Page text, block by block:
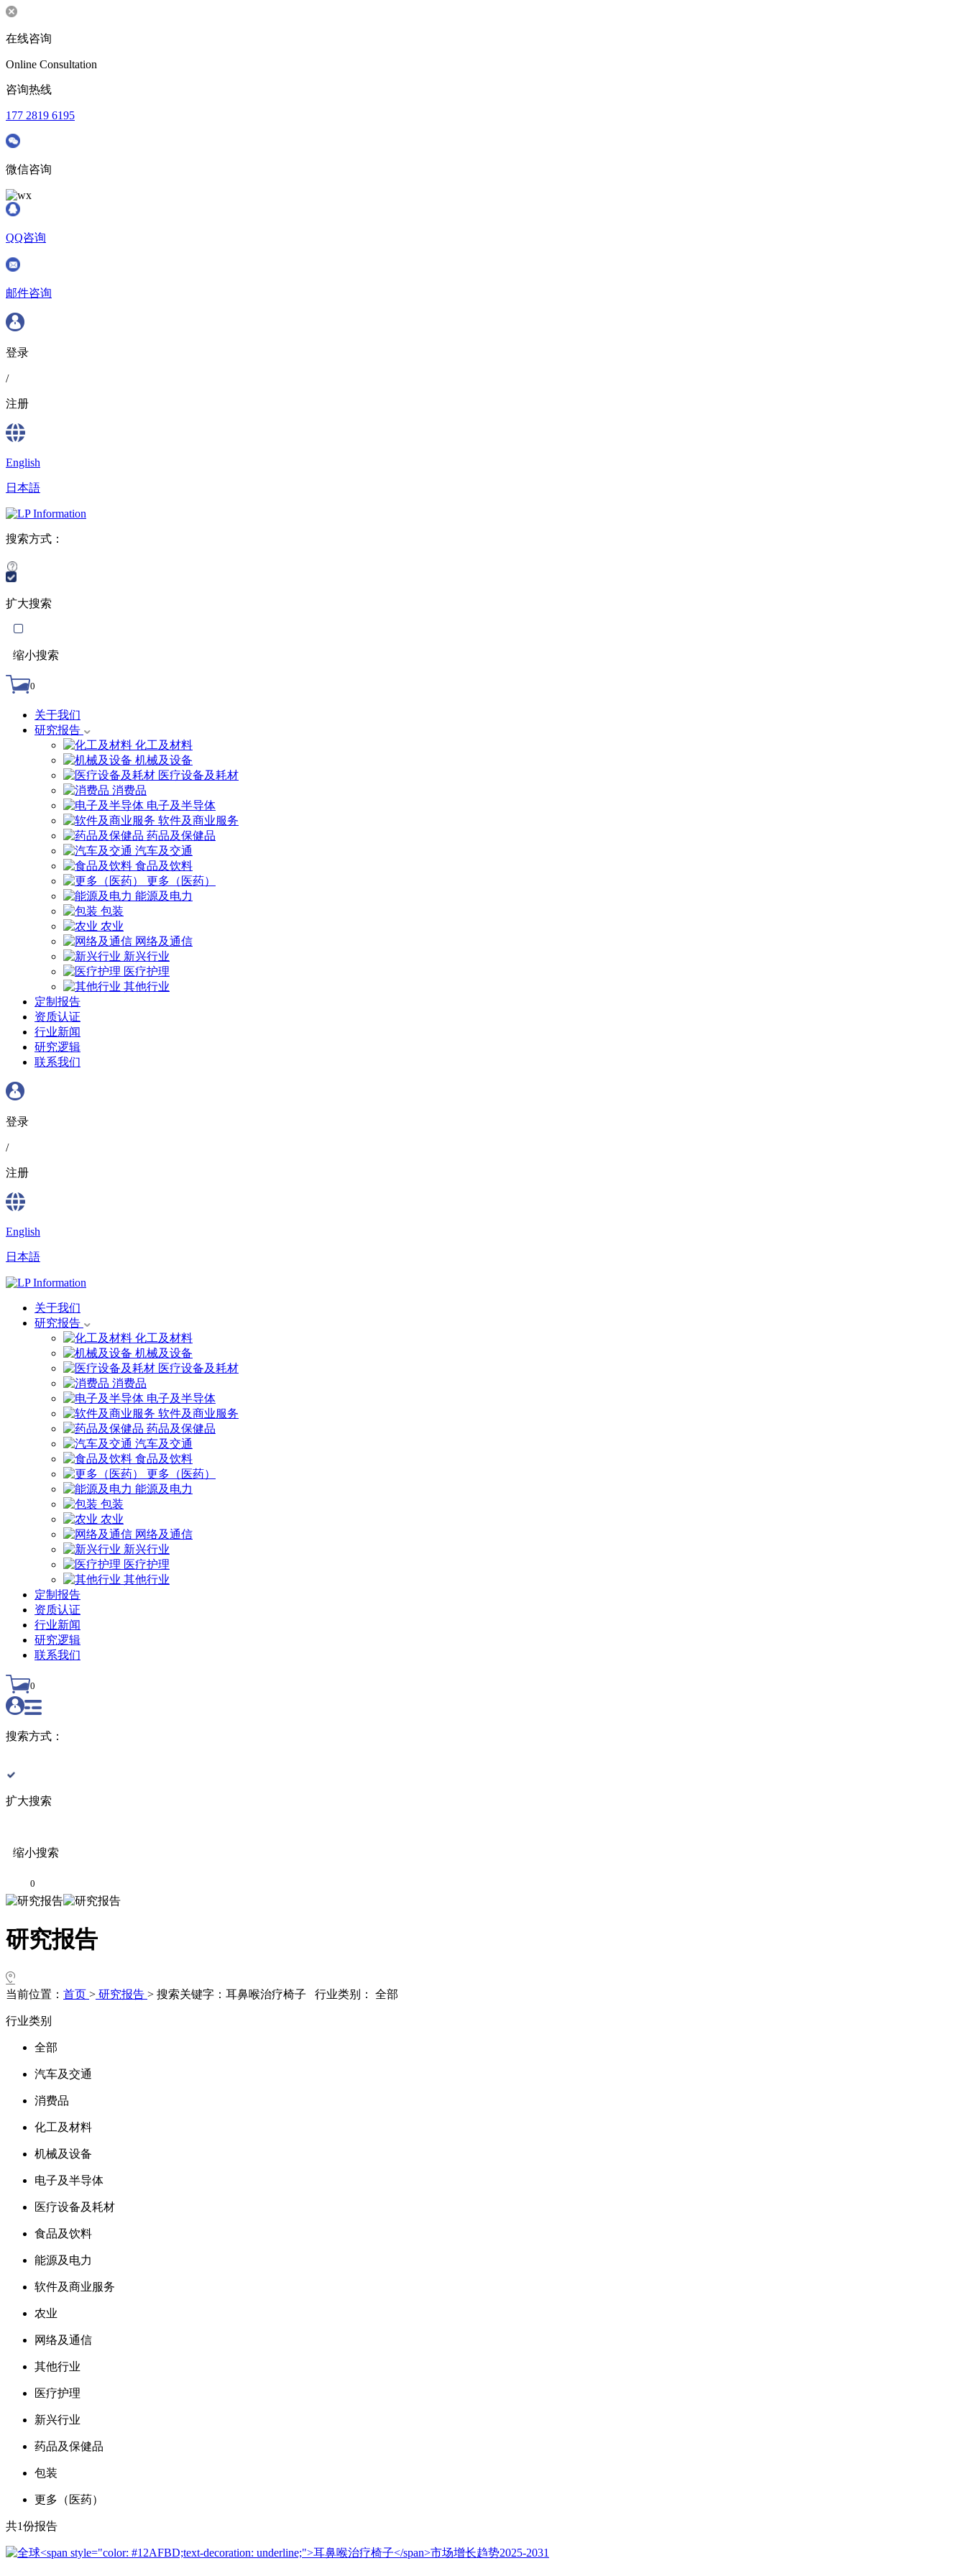
在线咨询
Online Consultation
咨询热线
177 2819 6195
微信咨询
QQ咨询
邮件咨询
登录
/
注册
English
日本語
搜索方式：
扩大搜索
缩小搜索
0
关于我们
研究报告
化工及材料
机械及设备
医疗设备及耗材
消费品
电子及半导体
软件及商业服务
药品及保健品
汽车及交通
食品及饮料
更多（医药）
能源及电力
包装
农业
网络及通信
新兴行业
医疗护理
其他行业
定制报告
资质认证
行业新闻
研究逻辑
联系我们
登录
/
注册
English
日本語
关于我们
研究报告
化工及材料
机械及设备
医疗设备及耗材
消费品
电子及半导体
软件及商业服务
药品及保健品
汽车及交通
食品及饮料
更多（医药）
能源及电力
包装
农业
网络及通信
新兴行业
医疗护理
其他行业
定制报告
资质认证
行业新闻
研究逻辑
联系我们
0
搜索方式：
扩大搜索
缩小搜索
0
研究报告
当前位置： 首页 > 研究报告 > 搜索关键字：耳鼻喉治疗椅子 行业类别： 全部
行业类别
全部
汽车及交通
消费品
化工及材料
机械及设备
电子及半导体
医疗设备及耗材
食品及饮料
能源及电力
软件及商业服务
农业
网络及通信
其他行业
医疗护理
新兴行业
药品及保健品
包装
更多（医药）
共1份报告